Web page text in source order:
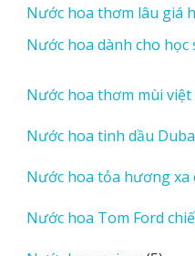
Nước hoa thơm lâu giá
Nước hoa dành cho học
Nước hoa thơm mùi việt
Nước hoa tinh dầu
Nước hoa tỏa hương xa
Nước hoa Tom Ford